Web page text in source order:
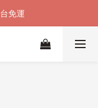
上折
免運
上折